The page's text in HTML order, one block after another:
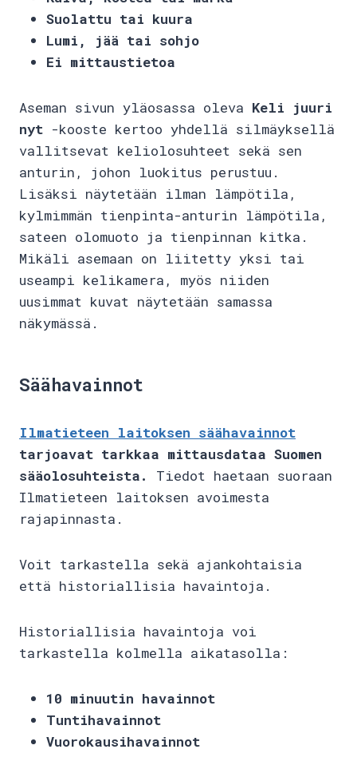
Suolattu tai kuura
Lumi, jää tai sohjo
Ei mittaustietoa
Aseman sivun yläosassa oleva Keli juuri
nyt -kooste kertoo yhdellä silmäyksellä
vallitsevat keliolosuhteet sekä sen
anturin, johon luokitus perustuu.
Lisäksi näytetään ilman lämpötila,
kylmimmän tienpinta-anturin lämpötila,
sateen olomuoto ja tienpinnan kitka.
Mikäli asemaan on liitetty yksi tai
useampi kelikamera, myös niiden
uusimmat kuvat näytetään samassa
näkymässä.
Säähavainnot
Ilmatieteen laitoksen säähavainnot
tarjoavat tarkkaa mittausdataa Suomen
sääolosuhteista.
Tiedot haetaan suoraan
Ilmatieteen laitoksen avoimesta
rajapinnasta.
Voit tarkastella sekä ajankohtaisia
että historiallisia havaintoja.
Historiallisia havaintoja voi
tarkastella kolmella aikatasolla:
10 minuutin havainnot
Tuntihavainnot
Vuorokausihavainnot